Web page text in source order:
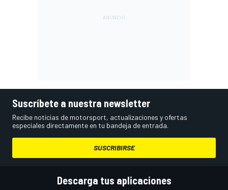
Suscríbete a nuestra newsletter
Recibe noticias de motorsport, actualizaciones y ofertas
especiales directamente en tu bandeja de entrada.
SUSCRIBIRSE
Descarga tus aplicaciones